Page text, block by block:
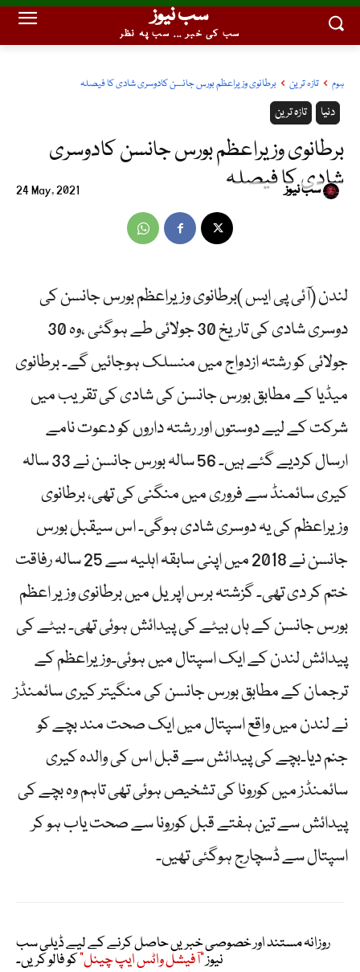
سب نیوز
سب کی خبر ... سب پہ نظر
ہوم تازہ ترین برطانوی وزیراعظم بورس جانسن کادوسری شادی کا فیصلہ
تازہ ترین دنیا
برطانوی وزیراعظم بورس جانسن کادوسری
شادی کا فیصلہ
24 May, 2021 سب نیوز
لندن (آئی پی ایس )برطانوی وزیراعظم بورس جانسن کی
دوسری شادی کی تاریخ 30 جولائی طے ہوگئی ،وہ 30
جولائی کو رشتہ ازدواج میں منسلک ہوجائیں گے۔ برطانوی
میڈیا کے مطابق بورس جانسن کی شادی کی تقریب میں
شرکت کے لیے دوستوں اور رشتہ داروں کو دعوت نامے
ارسال کردیے گئے ہیں۔ 56 سالہ بورس جانسن نے 33 سالہ
کیری سائمنڈ سے فروری میں منگنی کی تھی، برطانوی
وزیراعظم کی یہ دوسری شادی ہوگی۔ اس سیقبل بورس
جانسن نے 2018 میں اپنی سابقہ اہلیہ سے 25 سالہ رفاقت
ختم کر دی تھی۔ گزشتہ برس اپریل میں برطانوی وزیر اعظم
بورس جانسن کے ہاں بیٹے کی پیدائش ہوئی تھی۔ بیٹے کی
پیدائش لندن کے ایک اسپتال میں ہوئی۔وزیراعظم کے
ترجمان کے مطابق بورس جانسن کی منگیتر کیری سائمنڈز
نے لندن میں واقع اسپتال میں ایک صحت مند بچے کو
جنم دیا۔بچے کی پیدائش سے قبل اس کی والدہ کیری
سائمنڈز میں کورونا کی تشخیص ہوئی تھی تاہم وہ بچے کی
پیدائش سے تین ہفتے قبل کورونا سے صحت یاب ہو کر
اسپتال سے ڈسچارج ہوگئی تھیں۔
روزانہ مستند اور خصوصی خبریں حاصل کرنے کے لیے ڈیلی سب
نیوز"آفیشل واٹس ایپ چینل"کو فالو کریں۔